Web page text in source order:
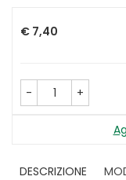
€ 7,40
- +
DESCRIZIONE